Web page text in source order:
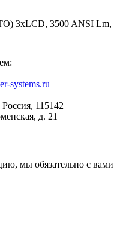
3хLCD, 3500 ANSI
systems.ru
115142
д. 21
мы обязательно с